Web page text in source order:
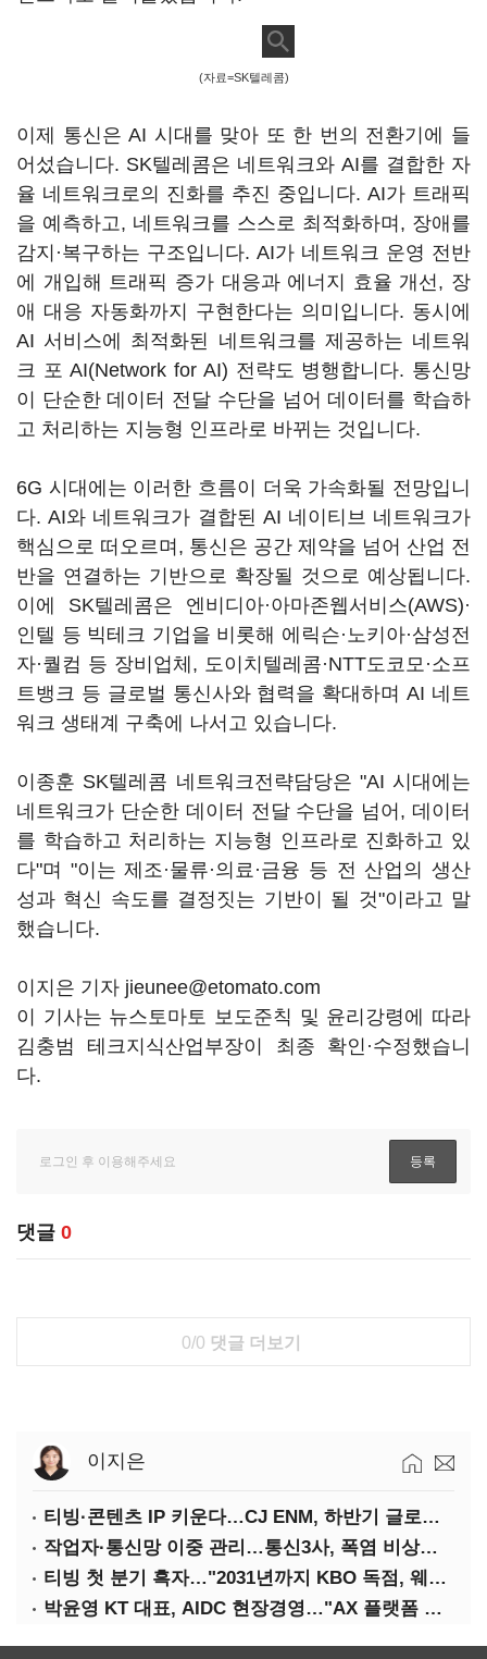
(자료=SK텔레콤)
이제 통신은 AI 시대를 맞아 또 한 번의 전환기에 들
어섰습니다. SK텔레콤은 네트워크와 AI를 결합한 자
율 네트워크로의 진화를 추진 중입니다. AI가 트래픽
을 예측하고, 네트워크를 스스로 최적화하며, 장애를
감지·복구하는 구조입니다. AI가 네트워크 운영 전반
에 개입해 트래픽 증가 대응과 에너지 효율 개선, 장
애 대응 자동화까지 구현한다는 의미입니다. 동시에
AI 서비스에 최적화된 네트워크를 제공하는 네트워
크 포 AI(Network for AI) 전략도 병행합니다. 통신망
이 단순한 데이터 전달 수단을 넘어 데이터를 학습하
고 처리하는 지능형 인프라로 바뀌는 것입니다.
6G 시대에는 이러한 흐름이 더욱 가속화될 전망입니
다. AI와 네트워크가 결합된 AI 네이티브 네트워크가
핵심으로 떠오르며, 통신은 공간 제약을 넘어 산업 전
반을 연결하는 기반으로 확장될 것으로 예상됩니다.
이에 SK텔레콤은 엔비디아·아마존웹서비스(AWS)·
인텔 등 빅테크 기업을 비롯해 에릭슨·노키아·삼성전
자·퀄컴 등 장비업체, 도이치텔레콤·NTT도코모·소프
트뱅크 등 글로벌 통신사와 협력을 확대하며 AI 네트
워크 생태계 구축에 나서고 있습니다.
이종훈 SK텔레콤 네트워크전략담당은 "AI 시대에는
네트워크가 단순한 데이터 전달 수단을 넘어, 데이터
를 학습하고 처리하는 지능형 인프라로 진화하고 있
다"며 "이는 제조·물류·의료·금융 등 전 산업의 생산
성과 혁신 속도를 결정짓는 기반이 될 것"이라고 말
했습니다.
이지은 기자 jieunee@etomato.com
이 기사는 뉴스토마토 보도준칙 및 윤리강령에 따라
김충범 테크지식산업부장이 최종 확인·수정했습니
다.
댓글 0
0/0 댓글 더보기
이지은
티빙·콘텐츠 IP 키운다…CJ ENM, 하반기 글로벌 확장 가속
작업자·통신망 이중 관리…통신3사, 폭염 비상대응 돌입
티빙 첫 분기 흑자…"2031년까지 KBO 독점, 웨이브 합병도 속도"
박윤영 KT 대표, AIDC 현장경영…"AX 플랫폼 핵심 인프라로 키운다"